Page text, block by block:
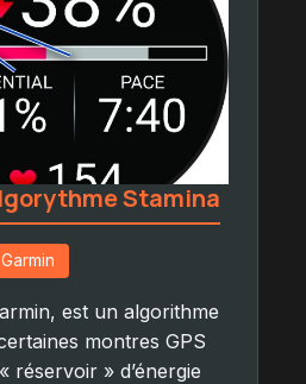
Stamina
Garmin
est un algorithme
montres GPS
réservoir » d’énergie